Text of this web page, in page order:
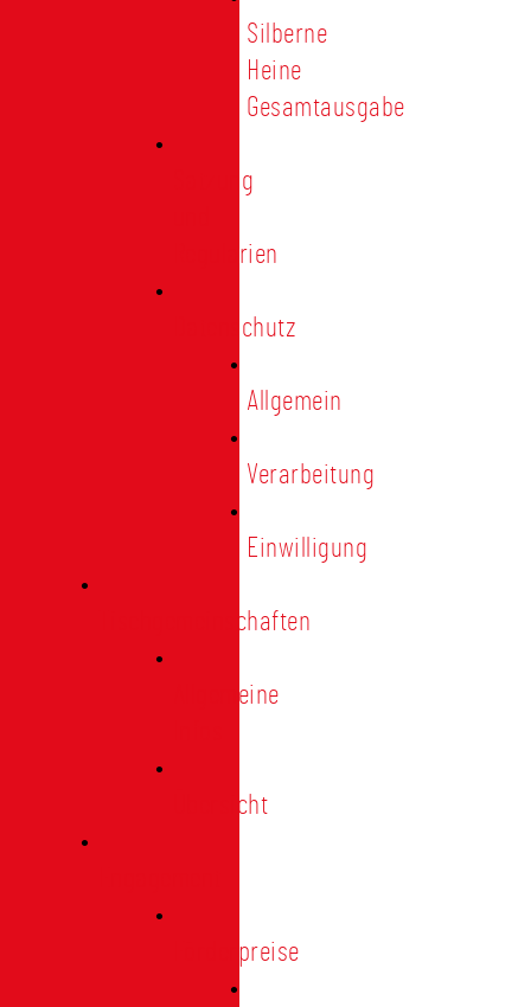
Silberne
Heine
Gesamtausgabe
Satzung
Regularien
Datenschutz
Allgemein
Verarbeitung
Einwilligung
Tischgemeinschaften
Allgemeine
Übersicht
Förderpreise